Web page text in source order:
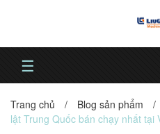
☰
Trang chủ / Blog sản phẩm /
lật Trung Quốc bán chạy nhất tại